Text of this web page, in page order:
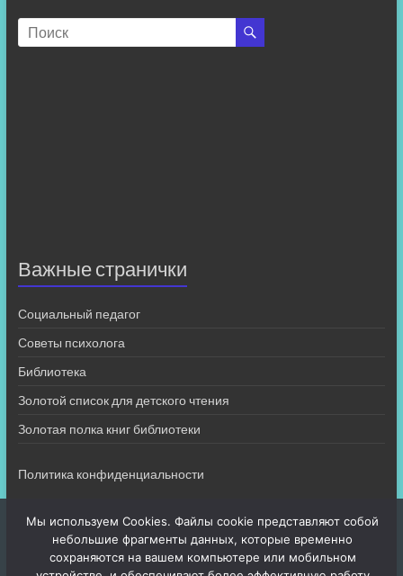
Важные странички
Социальный педагог
Советы психолога
Библиотека
Золотой список для детского чтения
Золотая полка книг библиотеки
Политика конфиденциальности
Мы используем Cookies. Файлы cookie представляют собой
небольшие фрагменты данных, которые временно
сохраняются на вашем компьютере или мобильном